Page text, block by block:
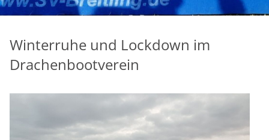
Winterruhe und Lockdown im
Drachenbootverein